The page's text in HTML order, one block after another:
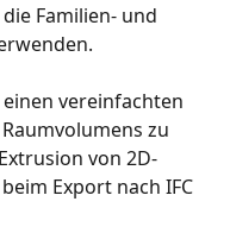
Familien- und
vereinfachten
zu
von 2D-
Export nach IFC